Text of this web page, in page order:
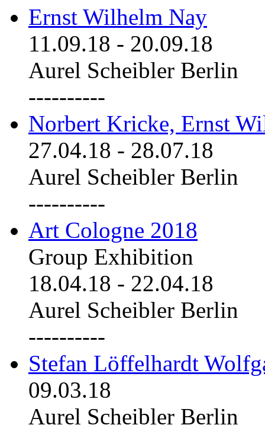
Ernst Wilhelm Nay
11.09.18 - 20.09.18
Aurel Scheibler Berlin
----------
Norbert Kricke, Ernst
27.04.18 - 28.07.18
Aurel Scheibler Berlin
----------
Art Cologne 2018
Group Exhibition
18.04.18 - 22.04.18
Aurel Scheibler Berlin
----------
Stefan Löffelhardt
09.03.18
Aurel Scheibler Berlin